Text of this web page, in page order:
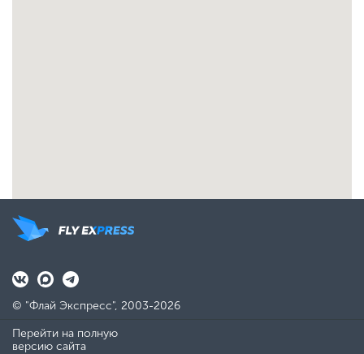
© "Флай Экспресс", 2003-2026
Перейти на полную
версию сайта